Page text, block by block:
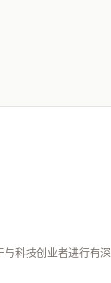
科技创业者进行有深